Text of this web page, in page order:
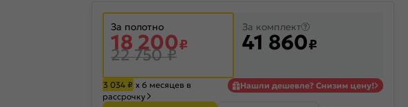
За полотно
18 200₽
22 750₽
За комплект
41 860₽
3 034 ₽ х 6 месяцев в
рассрочку
Нашли дешевле? Снизим цену!